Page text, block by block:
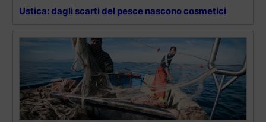
Ustica: dagli scarti del pesce nascono cosmetici